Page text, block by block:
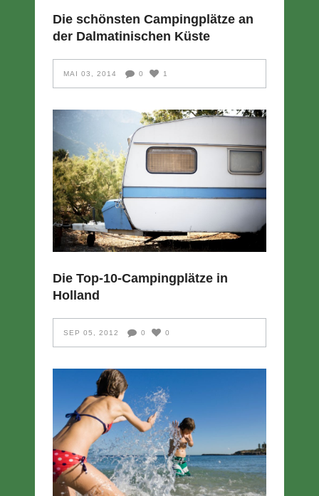
Die schönsten Campingplätze an
der Dalmatinischen Küste
MAI 03, 2014 0 1
Die Top-10-Campingplätze in
Holland
SEP 05, 2012 0 0